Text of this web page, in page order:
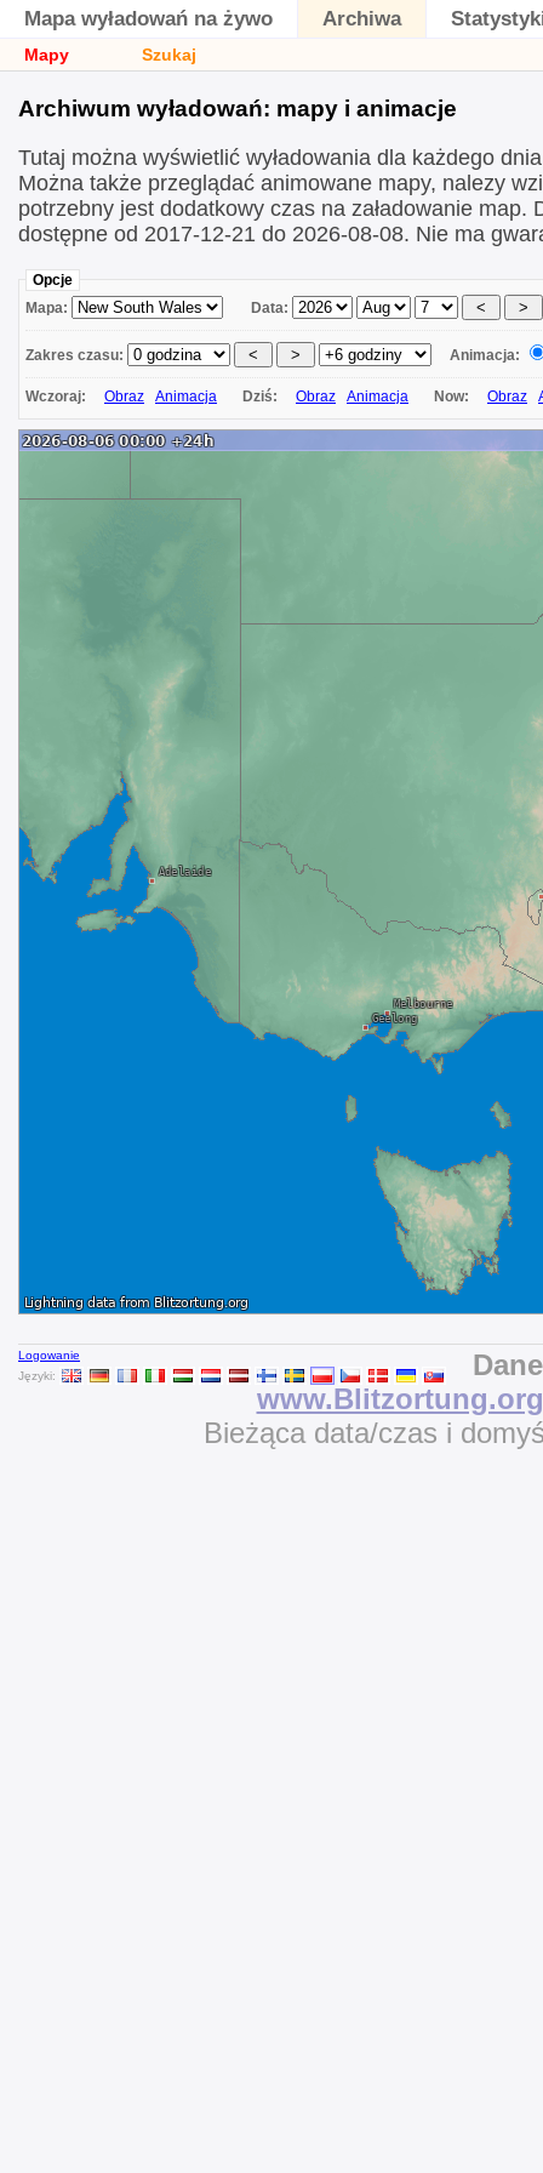
Mapa wyładowań na żywo Archiwa
Mapy Szukaj
Archiwum wyładowań: mapy i animacje
Tutaj można wyświetlić wyładowania dla każdego
Można także przeglądać animowane mapy, nalezy
potrzebny jest dodatkowy czas na załadowanie map.
dostępne od 2017-12-21 do 2026-08-08. Nie ma
Opcje
Mapa:
Data:
Zakres czasu: Animacja:
Wczoraj: Obraz Animacja Dziś: Obraz Animacja Now: Obraz
Logowanie
Języki:
www.Blitzortung.org
Bieżąca data/czas i